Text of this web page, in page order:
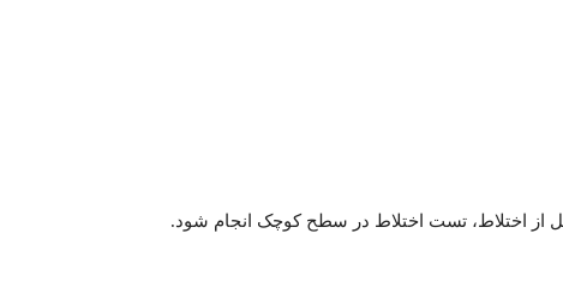
از اختلاط، تست اختلاط در سطح کوچک انجام شود.